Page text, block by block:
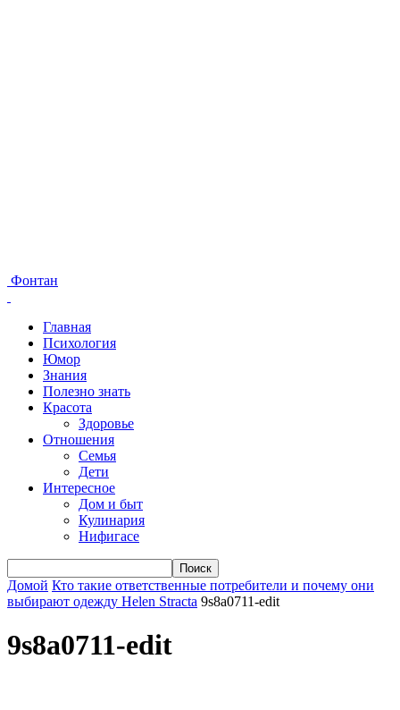
Фонтан
Главная
Психология
Юмор
Знания
Полезно знать
Красота
Здоровье
Отношения
Семья
Дети
Интересное
Дом и быт
Кулинария
Нифигасе
Домой Кто такие ответственные потребители и почему они
выбирают одежду Helen Stracta 9s8a0711-edit
9s8a0711-edit